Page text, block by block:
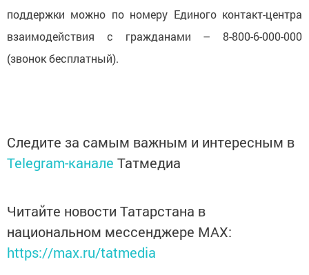
поддержки можно по номеру Единого контакт-центра
взаимодействия с гражданами – 8-800-6-000-000
(звонок бесплатный).
Следите за самым важным и интересным в
Telegram-канале Татмедиа
Читайте новости Татарстана в
национальном мессенджере MАХ:
https://max.ru/tatmedia